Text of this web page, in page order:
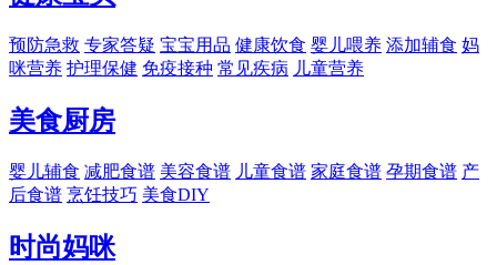
预防急救 专家答疑 宝宝用品 健康饮食 婴儿喂养 添加辅食 妈
咪营养 护理保健 免疫接种 常见疾病 儿童营养
美食厨房
婴儿辅食 减肥食谱 美容食谱 儿童食谱 家庭食谱 孕期食谱 产
后食谱 烹饪技巧 美食DIY
时尚妈咪